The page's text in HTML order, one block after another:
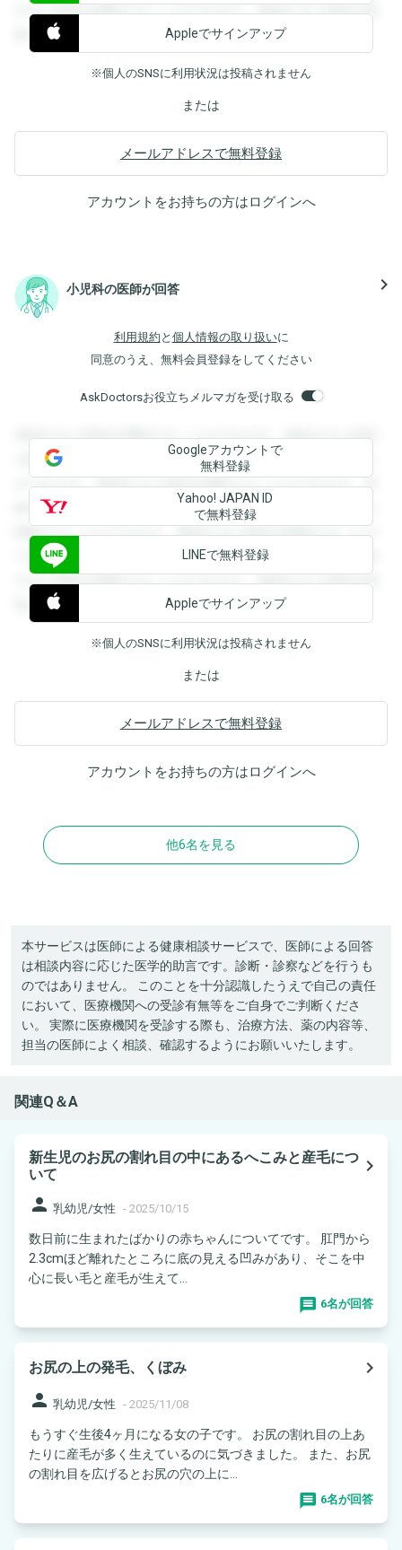
すると回答を閲覧することができます。登録すると回答を閲
覧することができます。
Appleでサインアップ
※個人のSNSに利用状況は投稿されません
または
メールアドレスで無料登録
アカウントをお持ちの方はログインへ
小児科の医師が回答 navigate_next
利用規約 と 個人情報の取り扱いに
同意のうえ、無料会員登録をしてください
AskDoctorsお役立ちメルマガを受け取る
登録すると回答を閲覧することができます。登録すると回答
を閲覧することができます。登録すると回答を閲覧すること
ができます。登録すると回答を閲覧することができます。登
録すると回答を閲覧することができます。登録すると回答を
閲覧することができます。登録すると回答を閲覧することが
できます。登録すると回答を閲覧することができます。登録
すると回答を閲覧することができます。登録すると回答を閲
覧することができます。
Googleアカウントで
無料登録
Yahoo! JAPAN ID
で無料登録
LINEで無料登録
Appleでサインアップ
※個人のSNSに利用状況は投稿されません
または
メールアドレスで無料登録
アカウントをお持ちの方はログインへ
他6名を見る
本サービスは医師による健康相談サービスで、医師による回答
は相談内容に応じた医学的助言です。診断・診察などを行うも
のではありません。 このことを十分認識したうえで自己の責任
において、医療機関への受診有無等をご自身でご判断くださ
い。 実際に医療機関を受診する際も、治療方法、薬の内容等、
担当の医師によく相談、確認するようにお願いいたします。
関連Q＆A
新生児のお尻の割れ目の中にあるへこみと産毛につ
いて
navigate_next
person 乳幼児/女性 - 2025/10/15
数日前に生まれたばかりの赤ちゃんについてです。 肛門から
2.3cmほど離れたところに底の見える凹みがあり、そこを中
心に長い毛と産毛が生えて...
6名が回答
お尻の上の発毛、くぼみ
navigate_next
person 乳幼児/女性 - 2025/11/08
もうすぐ生後4ヶ月になる女の子です。 お尻の割れ目の上あ
たりに産毛が多く生えているのに気づきました。 また、お尻
の割れ目を広げるとお尻の穴の上に...
6名が回答